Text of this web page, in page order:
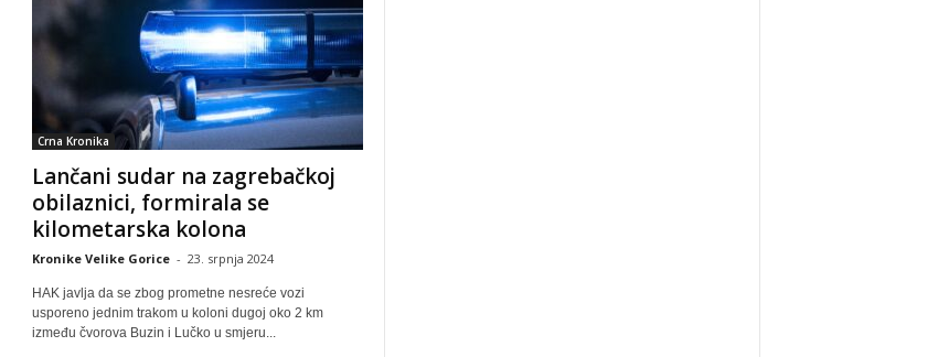
Crna Kronika
Lančani sudar na zagrebačkoj
obilaznici, formirala se
kilometarska kolona
Kronike Velike Gorice - 23. srpnja 2024
HAK javlja da se zbog prometne nesreće vozi
usporeno jednim trakom u koloni dugoj oko 2 km
između čvorova Buzin i Lučko u smjeru...